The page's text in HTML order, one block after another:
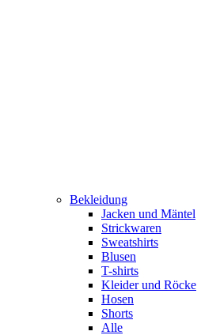
Bekleidung
Jacken und Mäntel
Strickwaren
Sweatshirts
Blusen
T-shirts
Kleider und Röcke
Hosen
Shorts
Alle